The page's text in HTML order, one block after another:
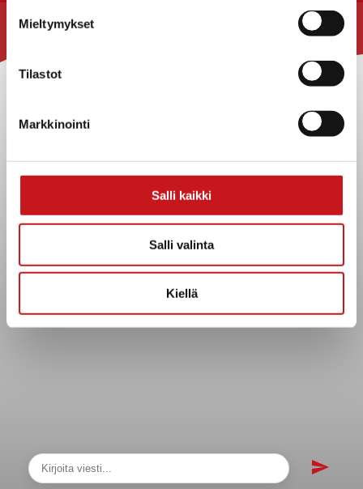
Mieltymykset
Tilastot
Markkinointi
Salli kaikki
Salli valinta
Kiellä
Yhteystiedot
Strategiat, ohjelmat, ohjeet, suunnitelmat, säännöt ja
Asiakirjajulkisuuskuvaus
Saavutettavuusseloste
Tietosuojaselosteet
Päätöksenteko ja lähidemokratia